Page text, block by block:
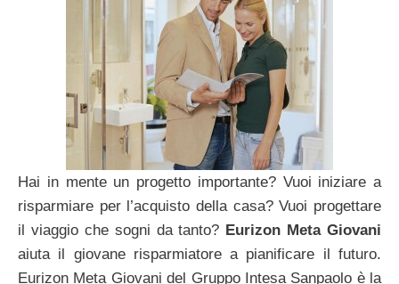
Hai in mente un progetto importante? Vuoi iniziare a
risparmiare per l’acquisto della casa? Vuoi progettare
il viaggio che sogni da tanto? Eurizon Meta Giovani
aiuta il giovane risparmiatore a pianificare il futuro.
Eurizon Meta Giovani del Gruppo Intesa Sanpaolo è la